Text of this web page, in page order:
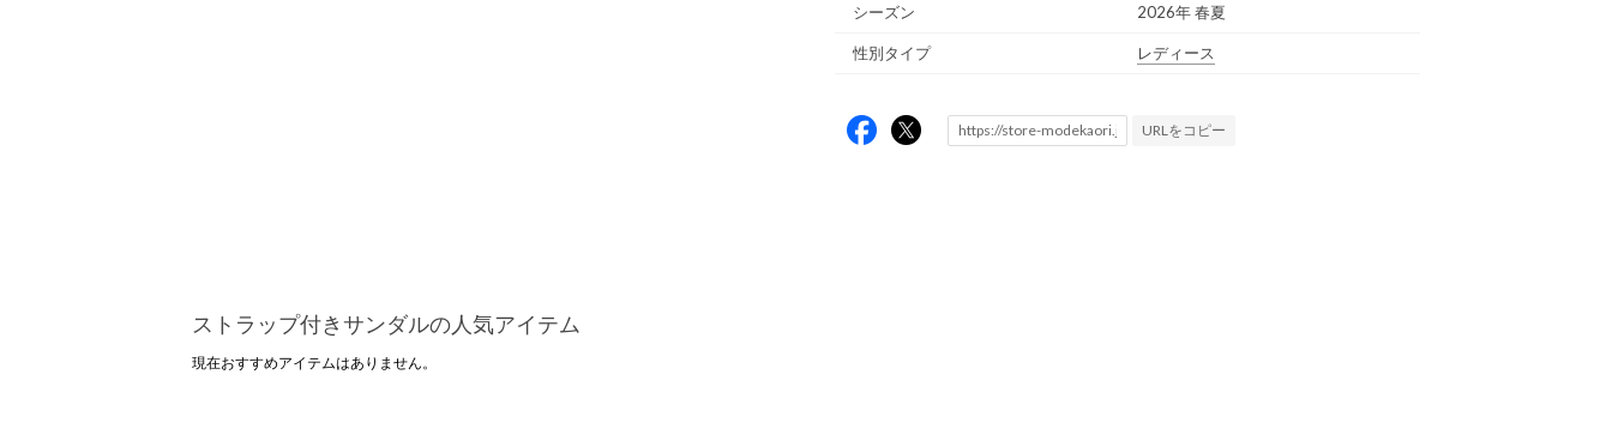
シーズン 2026年 春夏
性別タイプ レディース
URLをコピー
ストラップ付きサンダルの人気アイテム
現在おすすめアイテムはありません。